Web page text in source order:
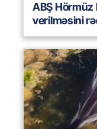
ABŞ Hörmüz
verilməsini